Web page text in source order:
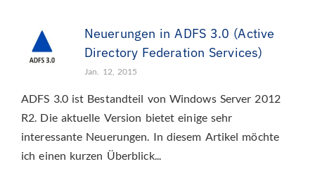
Neuerungen in ADFS 3.0 (Active
Directory Federation Services)
Jan. 12, 2015
ADFS 3.0 ist Bestandteil von Windows Server 2012
R2. Die aktuelle Version bietet einige sehr
interessante Neuerungen. In diesem Artikel möchte
ich einen kurzen Überblick...